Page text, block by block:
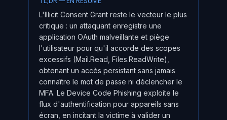
L'Illicit Consent Grant reste le vecteur le plus
critique : un attaquant enregistre une
application OAuth malveillante et piège
l'utilisateur pour qu'il accorde des scopes
excessifs (Mail.Read, Files.ReadWrite),
obtenant un accès persistant sans jamais
connaître le mot de passe ni déclencher le
MFA. Le Device Code Phishing exploite le
flux d'authentification pour appareils sans
écran, en incitant la victime à valider un